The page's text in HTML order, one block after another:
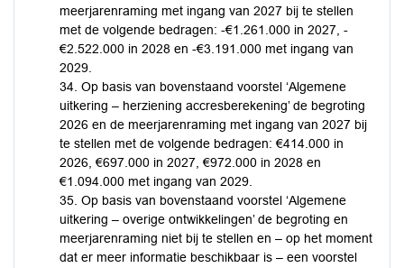
meerjarenraming met ingang van 2027 bij te stellen
met de volgende bedragen: -€1.261.000 in 2027, -
€2.522.000 in 2028 en -€3.191.000 met ingang van
2029.
34. Op basis van bovenstaand voorstel ‘Algemene
uitkering – herziening accresberekening’ de begroting
2026 en de meerjarenraming met ingang van 2027 bij
te stellen met de volgende bedragen: €414.000 in
2026, €697.000 in 2027, €972.000 in 2028 en
€1.094.000 met ingang van 2029.
35. Op basis van bovenstaand voorstel ‘Algemene
uitkering – overige ontwikkelingen’ de begroting en
meerjarenraming niet bij te stellen en – op het moment
dat er meer informatie beschikbaar is – een voorstel